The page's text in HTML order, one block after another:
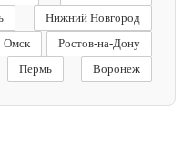
Нижний Новгород
Омск
Ростов-на-Дону
Пермь Воронеж